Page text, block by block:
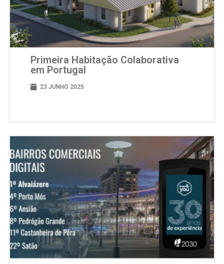
Primeira Habitação Colaborativa
em Portugal
23 JUNHO 2025